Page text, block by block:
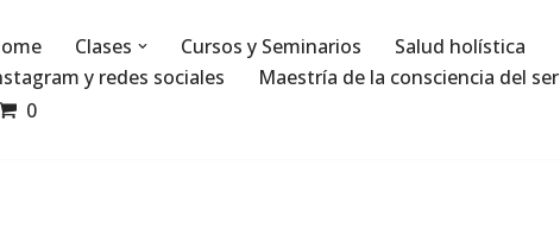
Clases Cursos y Seminarios Salud holística
y redes sociales
Maestría de la consciencia del ser
0